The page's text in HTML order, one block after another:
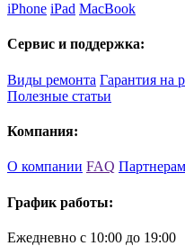
iPhone iPad MacBook
Сервис и поддержка:
Виды ремонта Гарантия на
Полезные статьи
Компания:
О компании FAQ Партнерам
График работы:
Ежедневно с 10:00 до 19:00